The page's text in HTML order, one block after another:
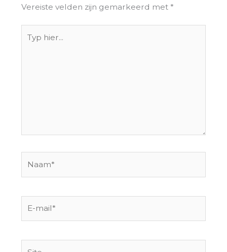
Vereiste velden zijn gemarkeerd met *
hier...
mail*